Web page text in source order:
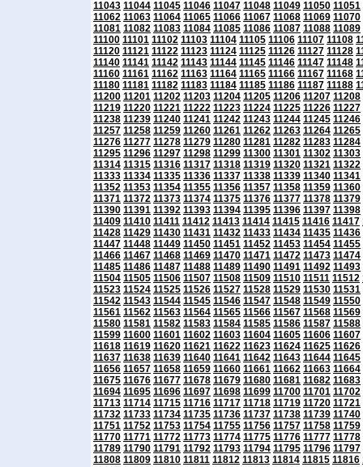
11043 11044 11045 11046 11047 11048 11049 11050 11051
11062 11063 11064 11065 11066 11067 11068 11069 11070
11081 11082 11083 11084 11085 11086 11087 11088 11089
11100 11101 11102 11103 11104 11105 11106 11107 11108
11120 11121 11122 11123 11124 11125 11126 11127 11128
11140 11141 11142 11143 11144 11145 11146 11147 11148
11160 11161 11162 11163 11164 11165 11166 11167 11168
11180 11181 11182 11183 11184 11185 11186 11187 11188
11200 11201 11202 11203 11204 11205 11206 11207 11208
11219 11220 11221 11222 11223 11224 11225 11226 11227
11238 11239 11240 11241 11242 11243 11244 11245 11246
11257 11258 11259 11260 11261 11262 11263 11264 11265
11276 11277 11278 11279 11280 11281 11282 11283 11284
11295 11296 11297 11298 11299 11300 11301 11302 11303
11314 11315 11316 11317 11318 11319 11320 11321 11322
11333 11334 11335 11336 11337 11338 11339 11340 11341
11352 11353 11354 11355 11356 11357 11358 11359 11360
11371 11372 11373 11374 11375 11376 11377 11378 11379
11390 11391 11392 11393 11394 11395 11396 11397 11398
11409 11410 11411 11412 11413 11414 11415 11416 11417
11428 11429 11430 11431 11432 11433 11434 11435 11436
11447 11448 11449 11450 11451 11452 11453 11454 11455
11466 11467 11468 11469 11470 11471 11472 11473 11474
11485 11486 11487 11488 11489 11490 11491 11492 11493
11504 11505 11506 11507 11508 11509 11510 11511 11512
11523 11524 11525 11526 11527 11528 11529 11530 11531
11542 11543 11544 11545 11546 11547 11548 11549 11550
11561 11562 11563 11564 11565 11566 11567 11568 11569
11580 11581 11582 11583 11584 11585 11586 11587 11588
11599 11600 11601 11602 11603 11604 11605 11606 11607
11618 11619 11620 11621 11622 11623 11624 11625 11626
11637 11638 11639 11640 11641 11642 11643 11644 11645
11656 11657 11658 11659 11660 11661 11662 11663 11664
11675 11676 11677 11678 11679 11680 11681 11682 11683
11694 11695 11696 11697 11698 11699 11700 11701 11702
11713 11714 11715 11716 11717 11718 11719 11720 11721
11732 11733 11734 11735 11736 11737 11738 11739 11740
11751 11752 11753 11754 11755 11756 11757 11758 11759
11770 11771 11772 11773 11774 11775 11776 11777 11778
11789 11790 11791 11792 11793 11794 11795 11796 11797
11808 11809 11810 11811 11812 11813 11814 11815 11816